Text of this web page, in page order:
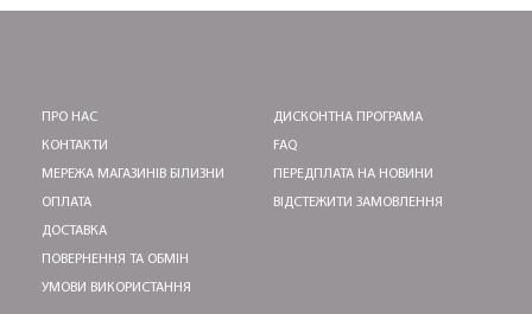
ПРО НАС
КОНТАКТИ
МЕРЕЖА МАГАЗИНІВ БІЛИЗНИ
ОПЛАТА
ДОСТАВКА
ПОВЕРНЕННЯ ТА ОБМІН
УМОВИ ВИКОРИСТАННЯ
ДИСКОНТНА ПРОГРАМА
FAQ
ПЕРЕДПЛАТА НА НОВИНИ
ВІДСТЕЖИТИ ЗАМОВЛЕННЯ